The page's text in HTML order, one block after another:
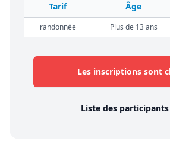
Tarif Âge
randonnée Plus de 13 ans
Les inscriptions sont
Liste des participants